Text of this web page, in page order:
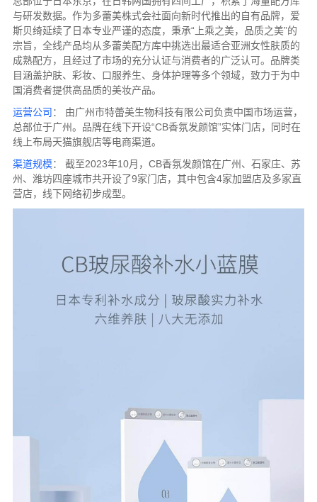
与研发数据。作为多蕾美株式会社面向新时代推出的自有品牌，爱
斯贝绮延续了日本专业严谨的态度，秉承“上乘之美，品质之美”的
宗旨，全线产品均从多蕾美配方库中挑选出最适合亚洲女性肤质的
成熟配方，且经过了市场的充分认证与消费者的广泛认可。品牌类
目涵盖护肤、彩妆、口服养生、身体护理等多个领域，致力于为中
国消费者提供高品质的美妆产品。
运营公司 ： 由广州市特蕾美生物科技有限公司负责中国市场运营，
总部位于广州。品牌在线下开设“CB香氛发颜馆”实体门店，同时在
线上布局天猫旗舰店等电商渠道。
渠道规模： 截至2023年10月，CB香氛发颜馆在广州、石家庄、苏
州、潍坊四座城市共开设了9家门店，其中包含4家加盟店及多家直
营店，线下网络初步成型。